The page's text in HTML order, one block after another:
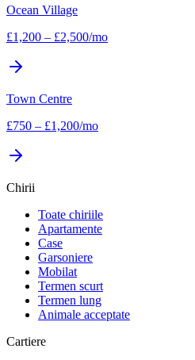
Ocean Village
£1,200 – £2,500/mo
Town Centre
£750 – £1,200/mo
Chirii
Toate chiriile
Apartamente
Case
Garsoniere
Mobilat
Termen scurt
Termen lung
Animale acceptate
Cartiere